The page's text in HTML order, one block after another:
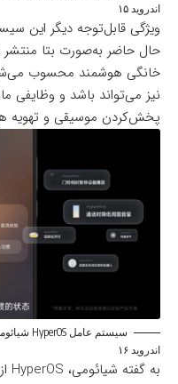
اندروید ۱۵
حال حاضر به‌صورت بتا
نیز می‌تواند باشد و وظایفی
پخش‌کردن موسیقی و تهویه
اندروید ۱۶